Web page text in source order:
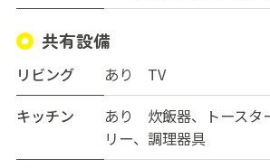
共有設備
リビング
あり TV
キッチン
あり 炊飯器、トースタ
リー、調理器具